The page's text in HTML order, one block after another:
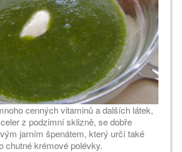
cenných vitaminů a dalších látek,
z podzimní sklizně, se dobře
jarním špenátem, který určí také
chutné krémové polévky.